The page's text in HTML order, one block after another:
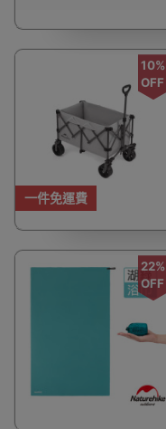
一件免運費
10%
OFF
22%
OFF